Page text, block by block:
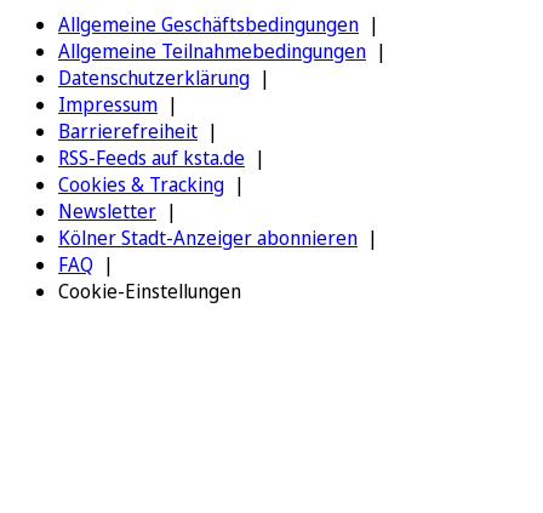
Allgemeine Geschäftsbedingungen
Allgemeine Teilnahmebedingungen
Datenschutzerklärung
Impressum
Barrierefreiheit
RSS-Feeds auf ksta.de
Cookies & Tracking
Newsletter
Kölner Stadt-Anzeiger abonnieren
FAQ
Cookie-Einstellungen